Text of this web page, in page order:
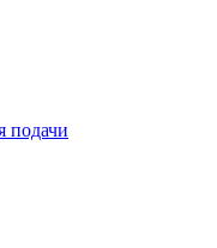
подачи